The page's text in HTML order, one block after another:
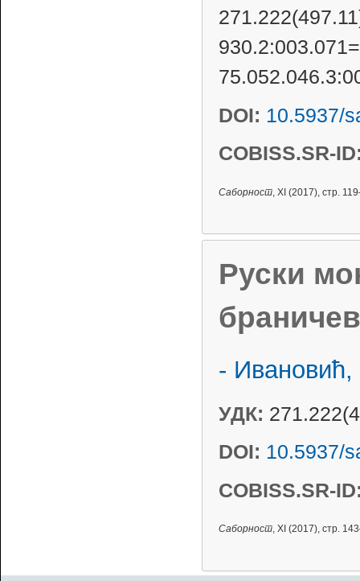
DOI: 10.5937/
COBISS.SR-
Саборност , XI (2017), стр.
Руски
- Ивановић,
УДК:
DOI: 10.5937/
COBISS.SR-
Саборност , XI (2017), стр.